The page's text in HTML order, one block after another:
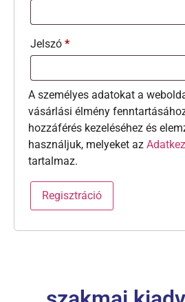
Jelszó *
A személyes adatokat a
vásárlási élmény
hozzáférés kezeléséhez és
használjuk, melyeket az
tartalmaz.
Regisztráció